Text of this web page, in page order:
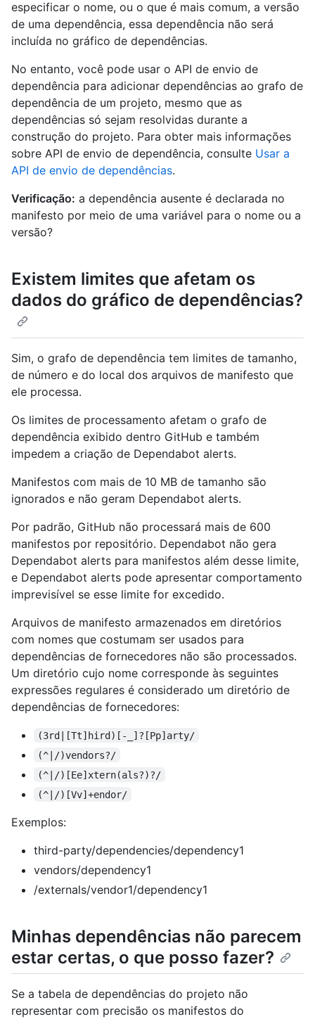
especificar o nome, ou o que é mais comum, a versão
de uma dependência, essa dependência não será
incluída no gráfico de dependências.
No entanto, você pode usar o API de envio de
dependência para adicionar dependências ao grafo de
dependência de um projeto, mesmo que as
dependências só sejam resolvidas durante a
construção do projeto. Para obter mais informações
sobre API de envio de dependência, consulte Usar a
API de envio de dependências.
Verificação: a dependência ausente é declarada no
manifesto por meio de uma variável para o nome ou a
versão?
Existem limites que afetam os
dados do gráfico de dependências?
Sim, o grafo de dependência tem limites de tamanho,
de número e do local dos arquivos de manifesto que
ele processa.
Os limites de processamento afetam o grafo de
dependência exibido dentro GitHub e também
impedem a criação de Dependabot alerts.
Manifestos com mais de 10 MB de tamanho são
ignorados e não geram Dependabot alerts.
Por padrão, GitHub não processará mais de 600
manifestos por repositório. Dependabot não gera
Dependabot alerts para manifestos além desse limite,
e Dependabot alerts pode apresentar comportamento
imprevisível se esse limite for excedido.
Arquivos de manifesto armazenados em diretórios
com nomes que costumam ser usados para
dependências de fornecedores não são processados.
Um diretório cujo nome corresponde às seguintes
expressões regulares é considerado um diretório de
dependências de fornecedores:
(3rd|[Tt]hird)[-_]?[Pp]arty/
(^|/)vendors?/
(^|/)[Ee]xtern(als?)?/
(^|/)[Vv]+endor/
Exemplos:
third-party/dependencies/dependency1
vendors/dependency1
/externals/vendor1/dependency1
Minhas dependências não parecem
estar certas, o que posso fazer?
Se a tabela de dependências do projeto não
representar com precisão os manifestos do